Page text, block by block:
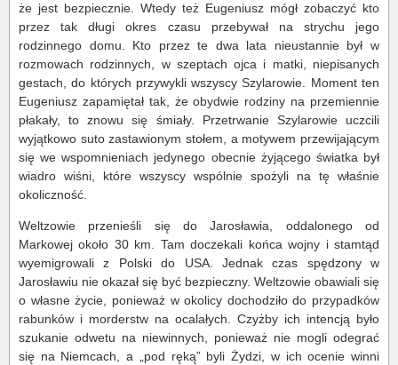
że jest bezpiecznie. Wtedy też Eugeniusz mógł zobaczyć kto
przez tak długi okres czasu przebywał na strychu jego
rodzinnego domu. Kto przez te dwa lata nieustannie był w
rozmowach rodzinnych, w szeptach ojca i matki, niepisanych
gestach, do których przywykli wszyscy Szylarowie. Moment ten
Eugeniusz zapamiętał tak, że obydwie rodziny na przemiennie
płakały, to znowu się śmiały. Przetrwanie Szylarowie uczcili
wyjątkowo suto zastawionym stołem, a motywem przewijającym
się we wspomnieniach jedynego obecnie żyjącego światka był
wiadro wiśni, które wszyscy wspólnie spożyli na tę właśnie
okoliczność.
Weltzowie przenieśli się do Jarosławia, oddalonego od
Markowej około 30 km. Tam doczekali końca wojny i stamtąd
wyemigrowali z Polski do USA. Jednak czas spędzony w
Jarosławiu nie okazał się być bezpieczny. Weltzowie obawiali się
o własne życie, ponieważ w okolicy dochodziło do przypadków
rabunków i morderstw na ocalałych. Czyżby ich intencją było
szukanie odwetu na niewinnych, ponieważ nie mogli odegrać
się na Niemcach, a „pod ręką” byli Żydzi, w ich ocenie winni